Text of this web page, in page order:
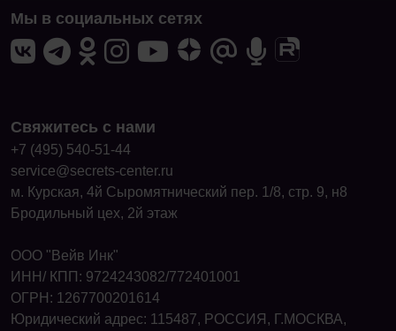
Мы в социальных сетях
Свяжитесь с нами
+7 (495) 540-51-44
service@secrets-center.ru
м. Курская, 4й Сыромятнический пер. 1/8, стр. 9, н8
Бродильный цех, 2й этаж
ООО "Вейв Инк"
ИНН/ КПП: 9724243082/772401001
ОГРН: 1267700201614
Юридический адрес: 115487, РОССИЯ, Г.МОСКВА,